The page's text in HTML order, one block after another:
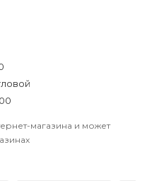
магазина и может